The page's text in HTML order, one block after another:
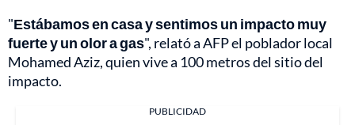
"Estábamos en casa y sentimos un impacto muy
fuerte y un olor a gas", relató a AFP el poblador local
Mohamed Aziz, quien vive a 100 metros del sitio del
impacto.
PUBLICIDAD